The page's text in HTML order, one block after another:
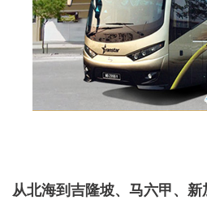
从北海到吉隆坡、马六甲、